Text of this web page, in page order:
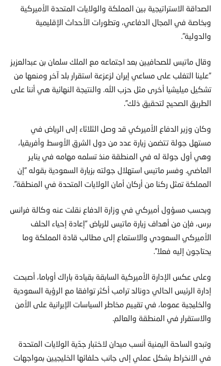
الصداقة الاستراتيجية بين المملكة والولايات المتحدة الأميركية
وبخاصة في المجال الدفاعي، وتطورات الأحداث الإقليمية
والدولية”.
وقال ماتيس للصحافيين بعد اجتماعه مع الملك سلمان بن عبدالعزيز
“علينا التغلب على مساعي إيران لزعزعة استقرار بلد آخر ومنعها من
تشكيل ميليشيا أخرى مثل حزب الله. والنتيجة النهائية هي أننا على
الطريق الصحيح لتحقيق ذلك”.
وكان وزير الدفاع الأميركي قد وصل الثلاثاء إلى الرياض في
مستهل جولة تتضمن زيارة عدد من دول الشرق الأوسط وأفريقيا،
وهي أول جولة له في المنطقة منذ تسلمه مهامه في يناير
الماضي. وفسر ماتيس استهلال جولته بزيارة السعودية بقوله “إن
المملكة تمثل ركنا من أركان أمان الولايات المتحدة في المنطقة”.
وبحسب مسؤول أميركي في وزارة الدفاع نقلت عنه وكالة فرانس
برس، فإن من أهداف زيارة ماتيس للرياض “إعادة إحياء الحلف
الأميركي السعودي والاستماع إلى مطالب قادة المملكة وما
يحتاجون إليه فعلا”.
وعلى عكس الإدارة الأميركية السابقة بقيادة باراك أوباما، أصبحت
إدارة الرئيس الحالي دونالد ترامب أكثر توافقا مع الرؤية السعودية
والخليجية عموما، في تقييم مخاطر السياسات الإيرانية على الأمن
والاستقرار في المنطقة والعالم.
وتبدو الساحة اليمنية أنسب ميدان لاختبار جدّية الولايات المتحدة
في الانخراط بشكل عملي إلى جانب حلفائها الخليجيين بمواجهات